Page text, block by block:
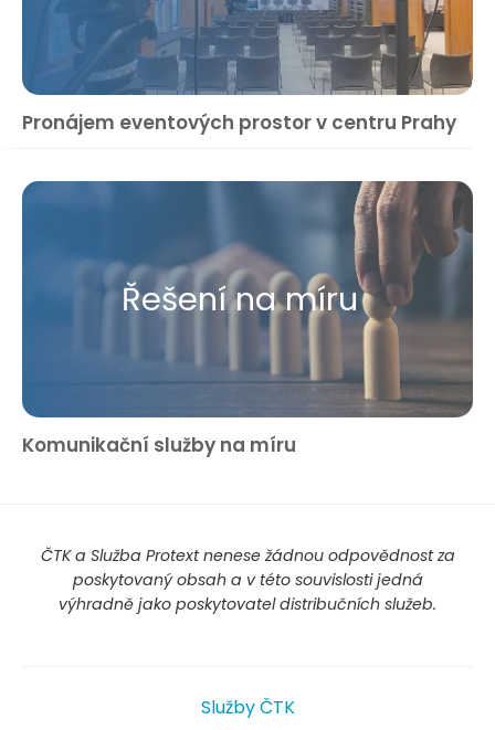
Pronájem eventových prostor v centru Prahy
Řešení na míru
Komunikační služby na míru
ČTK a Služba Protext nenese žádnou odpovědnost za
poskytovaný obsah a v této souvislosti jedná
výhradně jako poskytovatel distribučních služeb.
Služby ČTK